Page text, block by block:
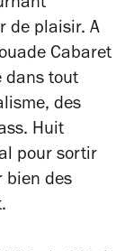
de plaisir. A
Cabaret
dans tout
des
Huit
pour sortir
bien des